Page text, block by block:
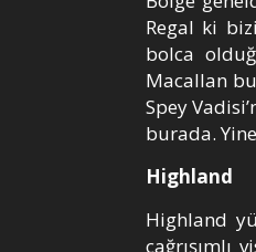
Regal ki
bolca
Macallan
Spey
burada.
Highland
Highland